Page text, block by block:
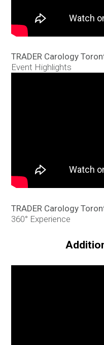
TRADER Carology
Event Highlights
TRADER Carology
360° Experience